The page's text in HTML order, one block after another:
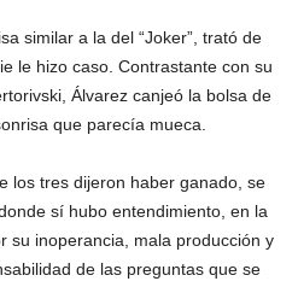
similar a la del “Joker”, trató de
le hizo caso. Contrastante con su
Álvarez canjeó la bolsa de
que parecía mueca.
los tres dijeron haber ganado, se
sí hubo entendimiento, en la
su inoperancia, mala producción y
de las preguntas que se